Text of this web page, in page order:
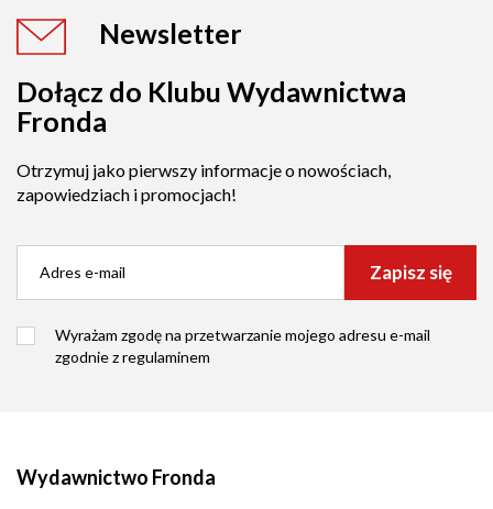
Newsletter
Dołącz do Klubu Wydawnictwa
Fronda
Otrzymuj jako pierwszy informacje o nowościach,
zapowiedziach i promocjach!
Zapisz się
Wyrażam zgodę na przetwarzanie mojego adresu e-mail
zgodnie zregulaminem
Wydawnictwo Fronda